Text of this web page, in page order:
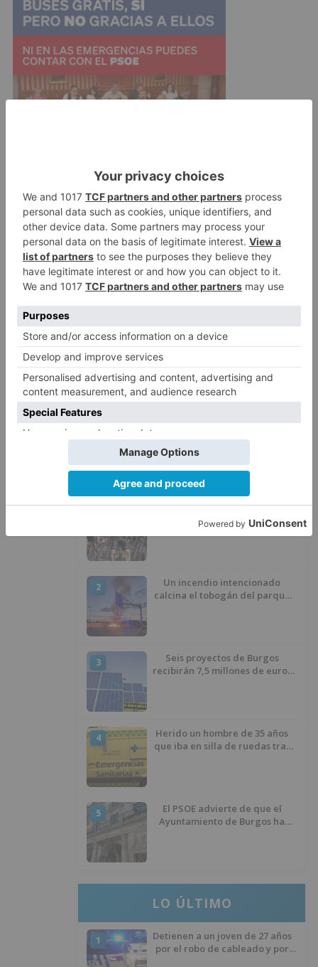
Confiamos que todo salga de la manera que
esperamos y tengamos pronto en Burgos estas
mascarillas, guantes, gafas, etc y que sirvan
para mantener o reanudar la actividad industrial
de nuestro polígono y minorar los efectos de
sufriendo.
iniciativa asociación empresarios
villalonquéjar
compra
material protección supera
millón
unidades
LO + VISTO
Matthew Brennan conquista el
Castillo y se viste de líder en el
estreno de la Vuelta a Burgos
2
Un incendio intencionado
calcina el tobogán del parque
3
Seis proyectos de Burgos
recibirán 7,5 millones de euros
4
Herido un hombre de 35 años
que iba en silla de ruedas tras
5
El PSOE advierte de que el
Ayuntamiento de Burgos ha
LO ÚLTIMO
1
Detienen a un joven de 27 años
por el robo de cableado y por